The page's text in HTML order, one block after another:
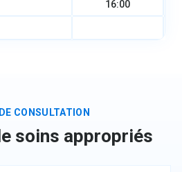
16:00
CONSULTATION
soins appropriés